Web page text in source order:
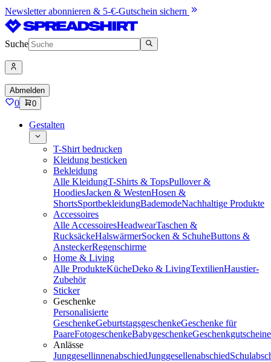
Newsletter abonnieren & 5-€-Gutschein sichern
Suche
Abmelden
0 0
Gestalten
T-Shirt bedrucken
Kleidung besticken
Bekleidung
Alle KleidungT-Shirts & TopsPullover &
HoodiesJacken & WestenHosen &
ShortsSportbekleidungBademodeNachhaltige Produkte
Accessoires
Alle AccessoiresHeadwearTaschen &
RucksäckeHalswärmerSocken & SchuheButtons &
AnsteckerRegenschirme
Home & Living
Alle ProdukteKücheDeko & LivingTextilienHaustier-
Zubehör
Sticker
Geschenke
Personalisierte
GeschenkeGeburtstagsgeschenkeGeschenke für
PaareFotogeschenkeBabygeschenkeGeschenkgutscheine
Anlässe
JunggesellinnenabschiedJunggesellenabschied